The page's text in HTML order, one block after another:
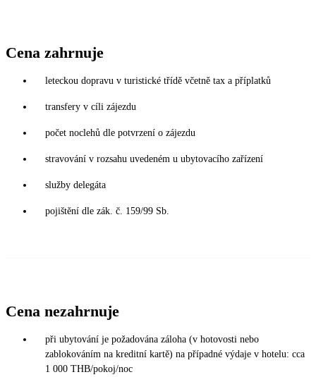
Cena zahrnuje
leteckou dopravu v turistické třídě včetně tax a příplatků
transfery v cíli zájezdu
počet noclehů dle potvrzení o zájezdu
stravování v rozsahu uvedeném u ubytovacího zařízení
služby delegáta
pojištění dle zák. č. 159/99 Sb.
Cena nezahrnuje
při ubytování je požadována záloha (v hotovosti nebo
zablokováním na kreditní kartě) na případné výdaje v hotelu: cca
1 000 THB/pokoj/noc